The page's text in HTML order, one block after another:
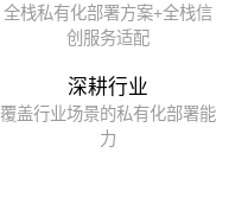
全栈私有化部署方案+全栈信
创服务适配
深耕行业
覆盖行业场景的私有化部署能
力